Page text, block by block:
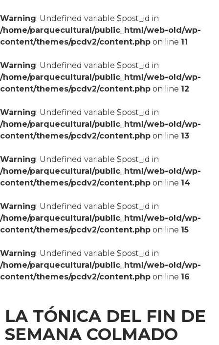
Warning: Undefined variable $post_id in
/home/parquecultural/public_html/web-old/wp-
content/themes/pcdv2/content.php on line 11
Warning: Undefined variable $post_id in
/home/parquecultural/public_html/web-old/wp-
content/themes/pcdv2/content.php on line 12
Warning: Undefined variable $post_id in
/home/parquecultural/public_html/web-old/wp-
content/themes/pcdv2/content.php on line 13
Warning: Undefined variable $post_id in
/home/parquecultural/public_html/web-old/wp-
content/themes/pcdv2/content.php on line 14
Warning: Undefined variable $post_id in
/home/parquecultural/public_html/web-old/wp-
content/themes/pcdv2/content.php on line 15
Warning: Undefined variable $post_id in
/home/parquecultural/public_html/web-old/wp-
content/themes/pcdv2/content.php on line 16
LA TÓNICA DEL FIN DE
SEMANA COLMADO